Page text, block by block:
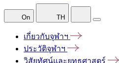
On TH
เกี่ยวกับจุฬาฯ
ประวัติจุฬาฯ
วิสัยทัศน์และยุทธศาสตร์